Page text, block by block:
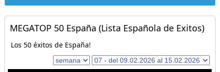
MEGATOP 50 España (Lista Española de Exitos)
Los 50 éxitos de España!